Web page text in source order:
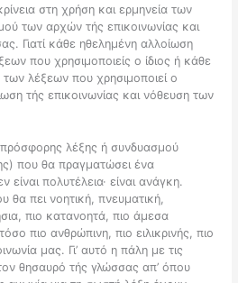
στη χρήση και ερμηνεία των
των αρχών τής επικοινωνίας και
Γιατί κάθε ηθελημένη αλλοίωση
που χρησιμοποιείς ο ίδιος ή κάθε
λέξεων που χρησιμοποιεί ο
τής επικοινωνίας και νόθευση των
λέξης ή συνδυασμού
που θα πραγματώσει ένα
είναι πολυτέλεια· είναι ανάγκη.
θα πει νοητική, πνευματική,
πιο κατανοητά, πιο άμεσα
πιο ανθρώπινη, πιο ειλικρινής, πιο
μας. Γι’ αυτό η πάλη με τις
θησαυρό τής γλώσσας απ’ όπου